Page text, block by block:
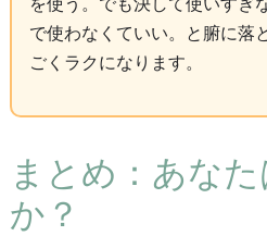
で使わなくていい。と腑に落
ごくラクになります。
まとめ：あな
か？